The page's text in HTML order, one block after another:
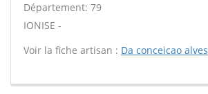
Département: 79
IONISE -
Voir la fiche artisan : Da conceicao alves